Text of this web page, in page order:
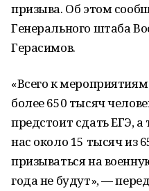
призыва. Об этом
Генерального штаба
Герасимов.
«Всего к
более 650 тысяч
предстоит сдать ЕГЭ,
нас около 15 тысяч из
призываться на
года не будут», —